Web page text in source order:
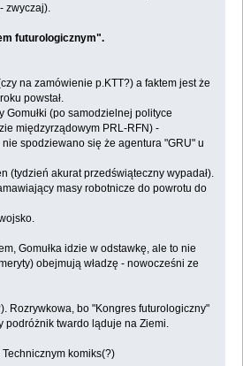
zwyczaj).
futurologicznym".
na zamówienie p.KTT?) a faktem jest że
powstał.
Gomułki (po samodzielnej polityce
międzyrządowym PRL-RFN) -
spodziewano się że agentura "GRU" u
(tydzień akurat przedświąteczny wypadał).
masy robotnicze do powrotu do
Gomułka idzie w odstawkę, ale to nie
obejmują władzę - nowocześni ze
Rozrywkowa, bo "Kongres futurologiczny"
podróżnik twardo ląduje na Ziemi.
komiks(?)